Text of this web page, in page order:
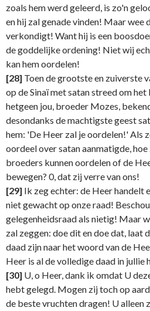
zoals hem werd geleerd, is zo'n
en hij zal genade vinden! Maar wee
verkondigt! Want hij is een
de goddelijke ordening! Niet wij
kan hem oordelen!
[28] Toen de grootste en zuiverste
op de Sinaï met satan streed om
hetgeen jou, broeder Mozes,
desondanks de machtigste geest
hem: 'De Heer zal je oordelen!' Als
oordeel over satan aanmatigde,
broeders kunnen oordelen of de
bewegen? 0, dat zij verre van ons!
[29] Ik zeg echter: de Heer handelt
niet gewacht op onze raad!
gelegenheidsraad als nietig! Maar
zal zeggen: doe dit en doe dat, laat
daad zijn naar het woord van de
Heer is al de volledige daad in jullie
[30] U, o Heer, dank ik omdat U
hebt gelegd. Mogen zij toch op
de beste vruchten dragen! U alleen